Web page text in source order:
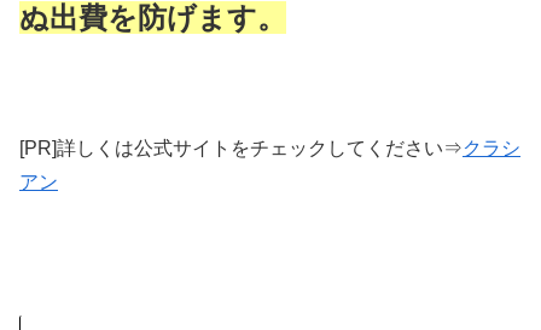
ぬ出費を防げます。
[PR]詳しくは公式サイトをチェックしてください⇒クラシ
アン